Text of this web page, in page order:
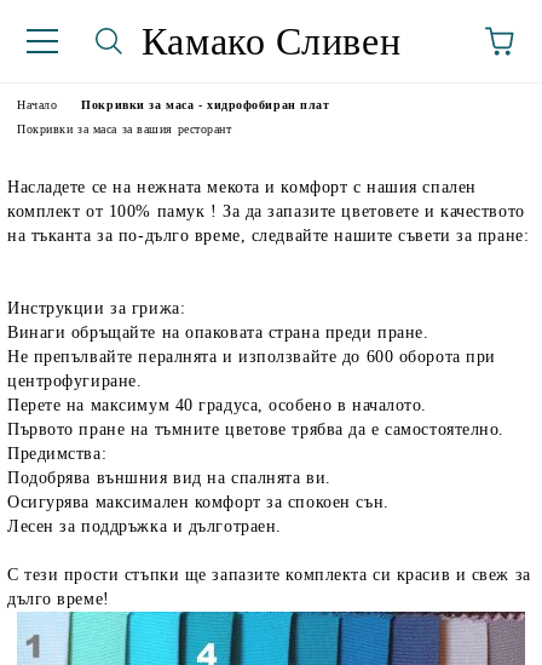
Камако Сливен
Начало
Покривки за маса - хидрофобиран плат
Покривки за маса за вашия ресторант
Насладете се на нежната мекота и комфорт с нашия спален
комплект от 100% памук ! За да запазите цветовете и качеството
на тъканта за по-дълго време, следвайте нашите съвети за пране:
Инструкции за грижа:
Винаги обръщайте на опаковата страна преди пране.
Не препълвайте пералнята и използвайте до 600 оборота при
центрофугиране.
Перете на максимум 40 градуса, особено в началото.
Първото пране на тъмните цветове трябва да е самостоятелно.
Предимства:
Подобрява външния вид на спалнята ви.
Осигурява максимален комфорт за спокоен сън.
Лесен за поддръжка и дълготраен.
С тези прости стъпки ще запазите комплекта си красив и свеж за
дълго време!